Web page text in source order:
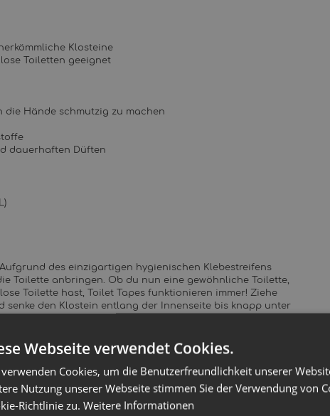
Klosteine
Toiletten geeignet
Hände schmutzig zu machen
dauerhaften Düften
des einzigartigen hygienischen Klebestreifens
Toilette anbringen. Ob du nun eine gewöhnliche Toilette,
Toilette hast, Toilet Tapes funktionieren immer! Ziehe
senke den Klostein entlang der Innenseite bis knapp unter
auf den Rand und das Toilet Tape ist bereit für die
Sie sich von diesem fröhlichen, farbenfrohen und
Webseite verwendet Cookies.
Cookies, um die Benutzerfreundlichkeit unserer
Nutzung unserer Webseite stimmen Sie der Verwendung von
Richtlinie zu. Weitere Informationen